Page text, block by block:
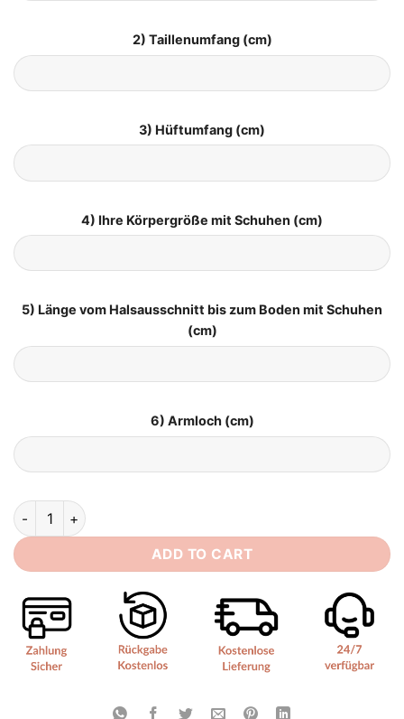
2) Taillenumfang (cm)
3) Hüftumfang (cm)
4) Ihre Körpergröße mit Schuhen (cm)
5) Länge vom Halsausschnitt bis zum Boden mit Schuhen
(cm)
6) Armloch (cm)
Schlichtes Brautkleid für Mollige quantity
ADD TO CART